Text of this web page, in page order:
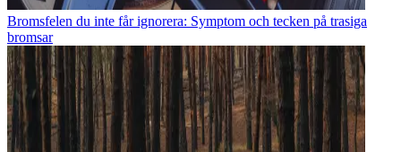
Bromsfelen du inte får ignorera: Symptom och tecken på trasiga
bromsar